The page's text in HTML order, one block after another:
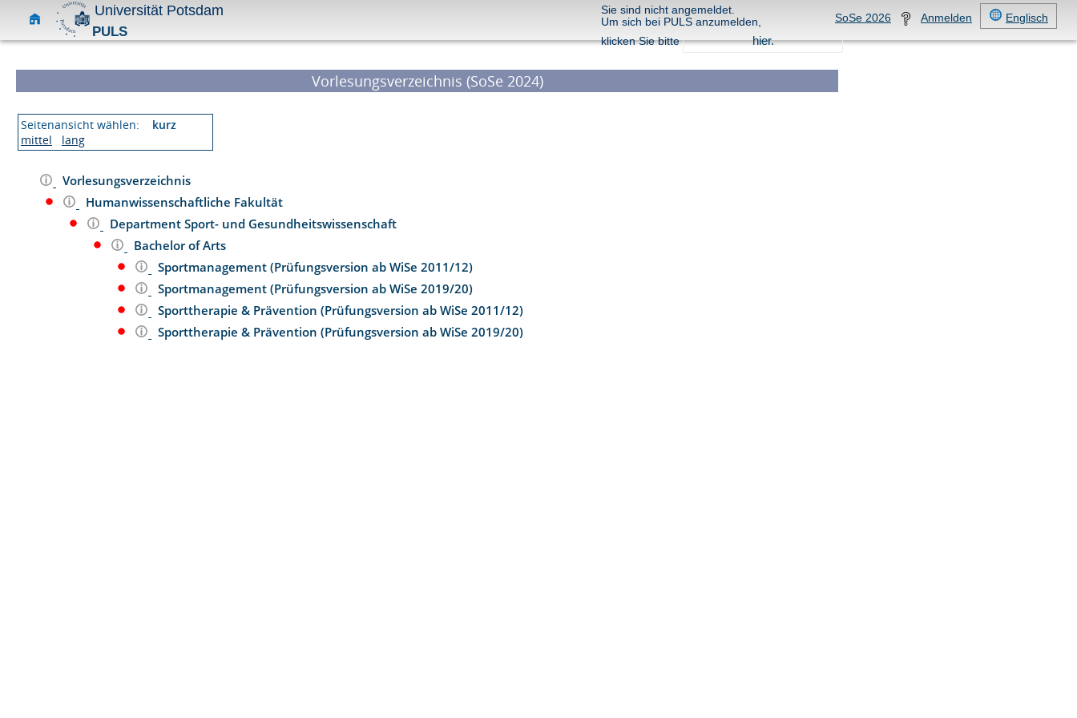
Universität Potsdam
PULS
Englisch
Anmelden
SoSe 2026
Sie sind nicht angemeldet.
Um sich bei PULS anzumelden,
klicken Sie bitte
hier.
Vorlesungsverzeichnis (SoSe 2024)
Seitenansicht wählen:
kurz
mittel
lang
Vorlesungsverzeichnis
Humanwissenschaftliche Fakultät
Department Sport- und Gesundheitswissenschaft
Bachelor of Arts
Sportmanagement (Prüfungsversion ab WiSe 2011/12)
Sportmanagement (Prüfungsversion ab WiSe 2019/20)
Sporttherapie & Prävention (Prüfungsversion ab WiSe 2011/12)
Sporttherapie & Prävention (Prüfungsversion ab WiSe 2019/20)